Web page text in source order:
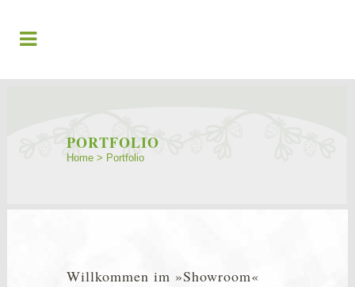
PORTFOLIO
Home > Portfolio
Willkommen im »Showroom«